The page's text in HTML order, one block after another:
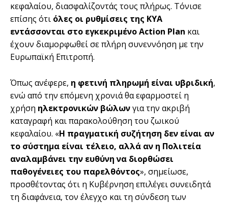
κεφαλαίου, διασφαλίζοντάς τους πλήρως. Τόνισε
επίσης ότι όλες οι ρυθμίσεις της ΚΥΑ
εντάσσονται στο εγκεκριμένο Action Plan και
έχουν διαμορφωθεί σε πλήρη συνεννόηση με την
Ευρωπαϊκή Επιτροπή.
Όπως ανέφερε, η φετινή πληρωμή είναι υβριδική,
ενώ από την επόμενη χρονιά θα εφαρμοστεί η
χρήση ηλεκτρονικών βώλωνγια την ακριβή
καταγραφή και παρακολούθηση του ζωικού
κεφαλαίου. «Η πραγματική συζήτηση δεν είναι αν
το σύστημα είναι τέλειο, αλλά αν η Πολιτεία
αναλαμβάνει την ευθύνη να διορθώσει
παθογένειες του παρελθόντος», σημείωσε,
προσθέτοντας ότι η Κυβέρνηση επιλέγει συνειδητά
τη διαφάνεια, τον έλεγχο και τη σύνδεση των